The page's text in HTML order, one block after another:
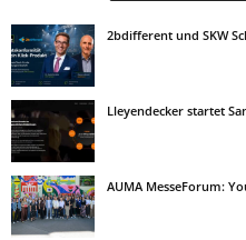
2bdifferent und SKW
Lleyendecker startet
AUMA MesseForum: